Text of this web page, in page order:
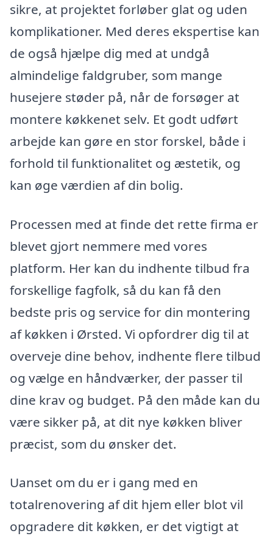
sikre, at projektet forløber glat og uden
komplikationer. Med deres ekspertise kan
de også hjælpe dig med at undgå
almindelige faldgruber, som mange
husejere støder på, når de forsøger at
montere køkkenet selv. Et godt udført
arbejde kan gøre en stor forskel, både i
forhold til funktionalitet og æstetik, og
kan øge værdien af din bolig.
Processen med at finde det rette firma er
blevet gjort nemmere med vores
platform. Her kan du indhente tilbud fra
forskellige fagfolk, så du kan få den
bedste pris og service for din montering
af køkken i Ørsted. Vi opfordrer dig til at
overveje dine behov, indhente flere tilbud
og vælge en håndværker, der passer til
dine krav og budget. På den måde kan du
være sikker på, at dit nye køkken bliver
præcist, som du ønsker det.
Uanset om du er i gang med en
totalrenovering af dit hjem eller blot vil
opgradere dit køkken, er det vigtigt at